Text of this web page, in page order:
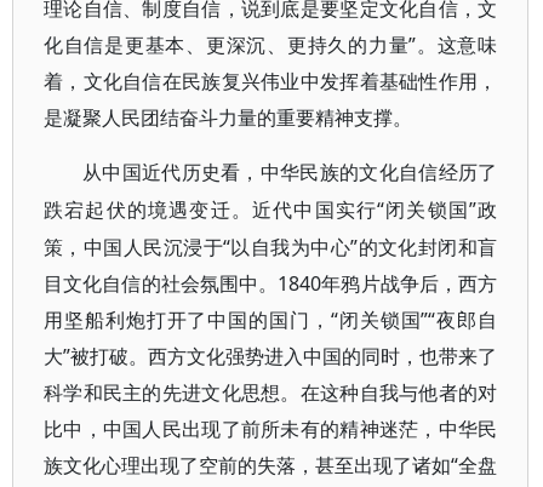
理论自信、制度自信，说到底是要坚定文化自信，文
化自信是更基本、更深沉、更持久的力量”。这意味
着，文化自信在民族复兴伟业中发挥着基础性作用，
是凝聚人民团结奋斗力量的重要精神支撑。
从中国近代历史看，中华民族的文化自信经历了
跌宕起伏的境遇变迁。近代中国实行“闭关锁国”政
策，中国人民沉浸于“以自我为中心”的文化封闭和盲
目文化自信的社会氛围中。1840年鸦片战争后，西方
用坚船利炮打开了中国的国门，“闭关锁国”“夜郎自
大”被打破。西方文化强势进入中国的同时，也带来了
科学和民主的先进文化思想。在这种自我与他者的对
比中，中国人民出现了前所未有的精神迷茫，中华民
族文化心理出现了空前的失落，甚至出现了诸如“全盘